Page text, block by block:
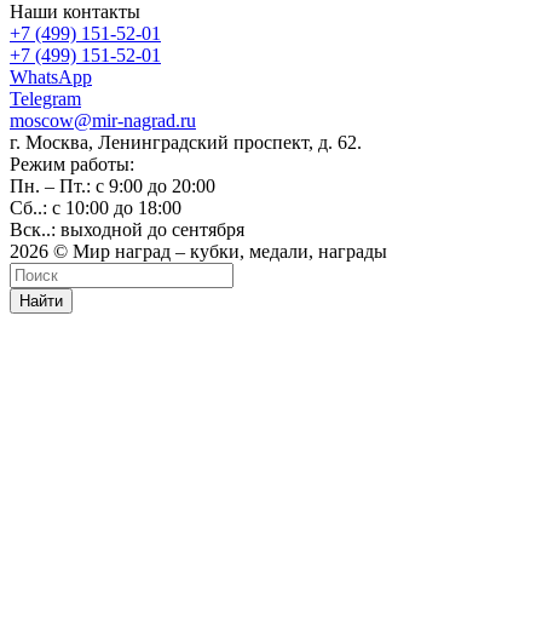
Наши контакты
+7 (499) 151-52-01
+7 (499) 151-52-01
WhatsApp
Telegram
moscow@mir-nagrad.ru
г. Москва, Ленинградский проспект, д. 62.
Режим работы:
Пн. – Пт.: с 9:00 до 20:00
Сб..: с 10:00 до 18:00
Вск..: выходной до сентября
2026 © Мир наград – кубки, медали, награды
Найти